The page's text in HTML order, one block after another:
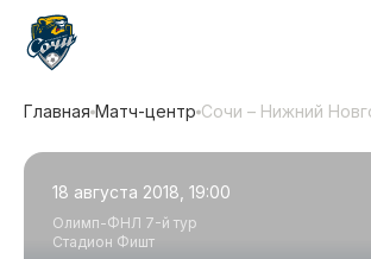
Главная Матч-центр Сочи – Нижний
18 августа 2018, 19:00
Олимп-ФНЛ 7-й тур
Стадион Фишт